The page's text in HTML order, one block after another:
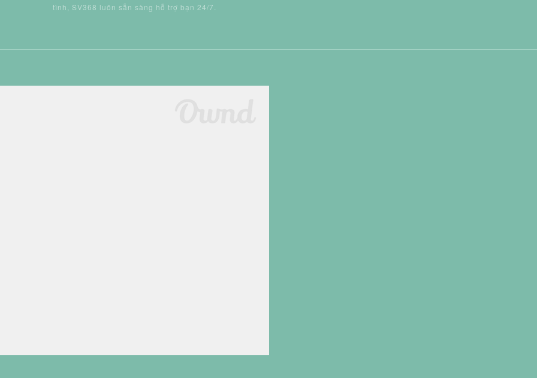
tình, SV368 luôn sẵn sàng hỗ trợ bạn 24/7.